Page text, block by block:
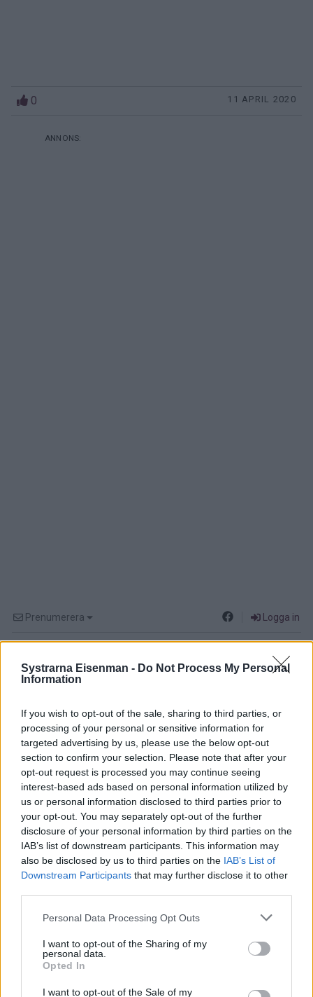
Systrarna Eisenman - Do Not Process My Personal
Information
If you wish to opt-out of the sale, sharing to third parties, or
processing of your personal or sensitive information for
targeted advertising by us, please use the below opt-out
section to confirm your selection. Please note that after your
opt-out request is processed you may continue seeing
interest-based ads based on personal information utilized by
us or personal information disclosed to third parties prior to
your opt-out. You may separately opt-out of the further
disclosure of your personal information by third parties on the
IAB’s list of downstream participants. This information may
also be disclosed by us to third parties on the IAB’s List of
Downstream Participants that may further disclose it to other
Personal Data Processing Opt Outs
I want to opt-out of the Sharing of my
personal data.
Opted In
I want to opt-out of the Sale of my
0 11 APRIL 2020
Prenumerera Logga in
COMMENTS
Grillad sparris med ägg,
ansjovis, rostad kavring